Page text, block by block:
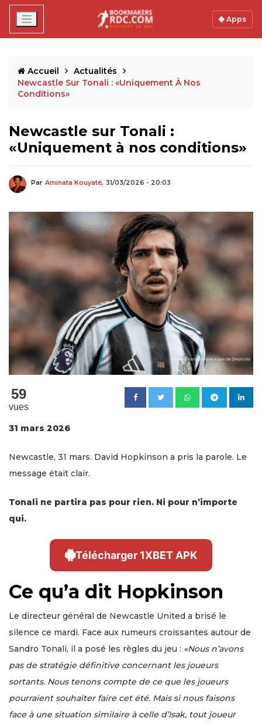
Apps
Accueil
Actualités
Newcastle Sur Tonali : «Uniquement À Nos
Conditions»
Newcastle sur Tonali :
«Uniquement à nos conditions»
Par Aminata Kouyaté, 31/03/2026 - 20:03
59
vues
31 mars 2026
Newcastle, 31 mars. David Hopkinson a pris la parole. Le
message était clair.
Tonali ne partira pas pour rien. Ni pour n’importe
qui.
Télécharger 1XBET APK
Ce qu’a dit Hopkinson
Le directeur général de Newcastle United a brisé le
silence ce mardi. Face aux rumeurs croissantes autour de
Sandro Tonali, il a posé les règles du jeu : «Nous n’avons
pas de stratégie définitive concernant les joueurs
sortants. Nous tenons compte de ce que les joueurs
pourraient souhaiter faire cet été. Mais si nous faisons
face à une situation similaire à celle d’Isak, tout joueur